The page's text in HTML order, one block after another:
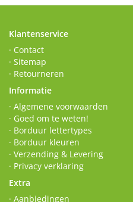
Klantenservice
· Contact
· Sitemap
· Retourneren
Informatie
· Algemene voorwaarden
· Goed om te weten!
· Borduur lettertypes
· Borduur kleuren
· Verzending & Levering
· Privacy verklaring
Extra
· Aanbiedingen